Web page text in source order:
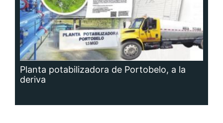
Planta potabilizadora de Portobelo, a la
deriva